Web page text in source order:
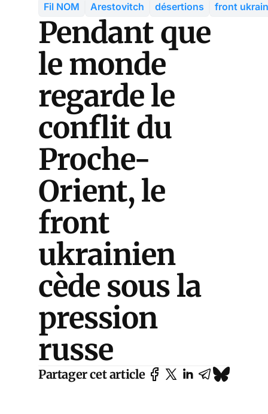
Fil NOM Arestovitch désertions front
Pendant que
le monde
regarde le
conflit du
Proche-
Orient, le
front
ukrainien
cède sous la
pression
russe
Partager cet article